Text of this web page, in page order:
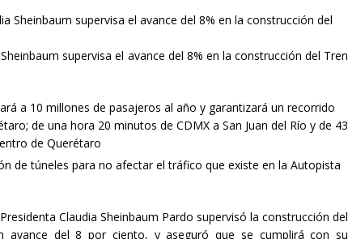
Ana Lilia Rivera
ESTADOS
]
CLAUDIA SHEINBAUM Y LORENA CUÉLLAR INAUGURAN UNIVERSIDAD
“ROSARIO CASTELLANOS” EN TEOLOCHOLCO
MUNICIPIOS
supervisa el avance del 8% en la construcción del Tren
a 10 millones de pasajeros al año y garantizará un recorrido
de una hora 20 minutos de CDMX a San Juan del Río y de 43
de Querétaro
de túneles para no afectar el tráfico que existe en la Autopista
Claudia Sheinbaum Pardo supervisó la construcción del
avance del 8 por ciento, y aseguró que se cumplirá con su